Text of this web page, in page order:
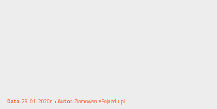
Data:29. 01. 2020r. •Autor:ZlomowaniePojazdu.pl